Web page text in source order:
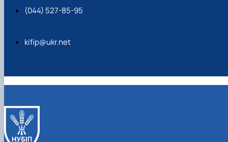
(044) 527-85-95
kifip@ukr.net